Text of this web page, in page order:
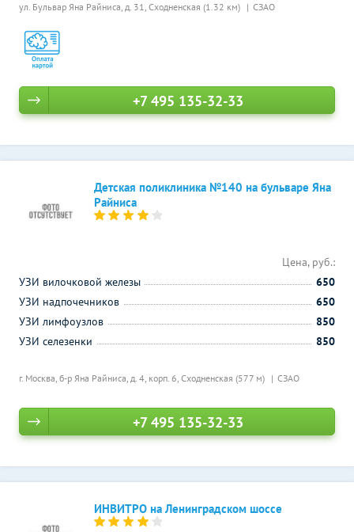
ул. Бульвар Яна Райниса, д. 31, Сходненская (1.32 км) СЗАО
+7 495 135-32-33
Детская поликлиника №140 на бульваре Яна
Райниса
г. Москва, б-р Яна Райниса, д. 4, корп. 6, Сходненская (577 м) СЗАО
Цена, руб.:
УЗИ вилочковой железы
650
УЗИ надпочечников
650
УЗИ лимфоузлов
850
УЗИ селезенки
850
+7 495 135-32-33
ИНВИТРО на Ленинградском шоссе